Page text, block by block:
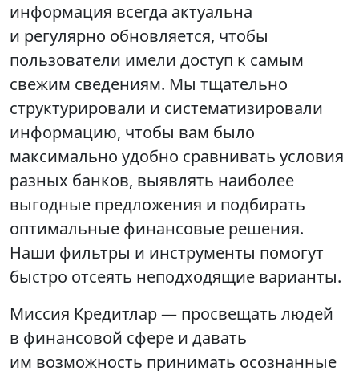
информация всегда актуальна
и регулярно обновляется, чтобы
пользователи имели доступ к самым
свежим сведениям. Мы тщательно
структурировали и систематизировали
информацию, чтобы вам было
максимально удобно сравнивать условия
разных банков, выявлять наиболее
выгодные предложения и подбирать
оптимальные финансовые решения.
Наши фильтры и инструменты помогут
быстро отсеять неподходящие варианты.
Миссия Кредитлар — просвещать людей
в финансовой сфере и давать
им возможность принимать осознанные